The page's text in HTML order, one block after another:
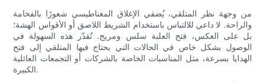
من وجهة نظر المتلقي، يُضفي الإغلاق المغناطيسي شعورًا بالفخامة
والراحة. لا داعي للالتباس باستخدام الشريط اللاصق أو الأقواس الهشة؛
بل على العكس، فتح العلبة سلس ومريح. تُقدّر هذه السهولة في
الوصول بشكل خاص في الحالات التي يحتاج فيها المتلقي إلى فتح
الهدايا بسرعة، مثل المناسبات الخاصة بالشركات أو التجمعات العائلية
الكبيرة.